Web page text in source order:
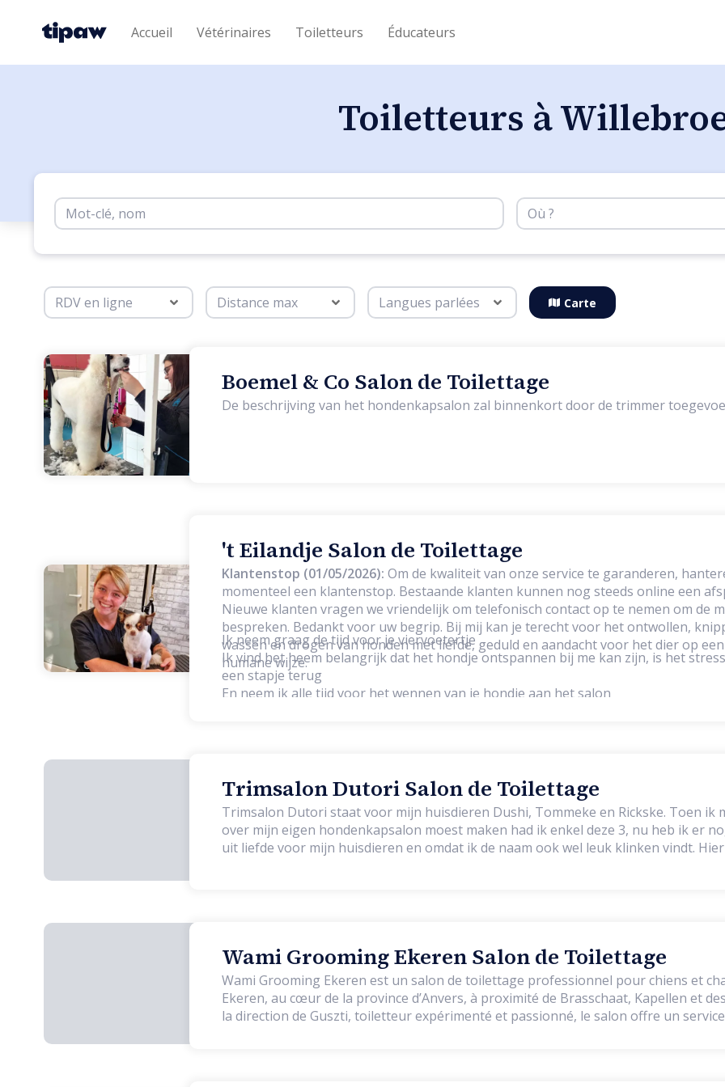
Accueil Vétérinaires Toiletteurs Éducateurs
Toiletteurs à
Carte
Boemel & Co Salon de Toilettage
De beschrijving van het hondenkapsalon zal binnenkort door de trimmer
't Eilandje Salon de Toilettage
Klantenstop (01/05/2026): Om de kwaliteit van onze service te garanderen,
momenteel een klantenstop. Bestaande klanten kunnen nog steeds online een
Nieuwe klanten vragen we vriendelijk om telefonisch contact op te nemen om de
bespreken. Bedankt voor uw begrip. Bij mij kan je terecht voor het ontwollen, knippen, scheren,
wassen en drogen van honden met liefde, geduld en aandacht voor het dier op
humane wijze.
Ik neem graag de tijd voor je viervoetertje
Ik vind het heem belangrijk dat het hondje ontspannen bij me kan zijn, is het
een stapje terug
En neem ik alle tijd voor het wennen van je hondje aan het salon
Trimsalon Dutori Salon de Toilettage
Trimsalon Dutori staat voor mijn huisdieren Dushi, Tommeke en Rickske. Toen ik
over mijn eigen hondenkapsalon moest maken had ik enkel deze 3, nu heb ik er
uit liefde voor mijn huisdieren en omdat ik de naam ook wel leuk klinken vindt.
Wami Grooming Ekeren Salon de Toilettage
Wami Grooming Ekeren est un salon de toilettage professionnel pour chiens et
Ekeren, au cœur de la province d’Anvers, à proximité de Brasschaat, Kapellen et des
la direction de Guszti, toiletteur expérimenté et passionné, le salon offre un